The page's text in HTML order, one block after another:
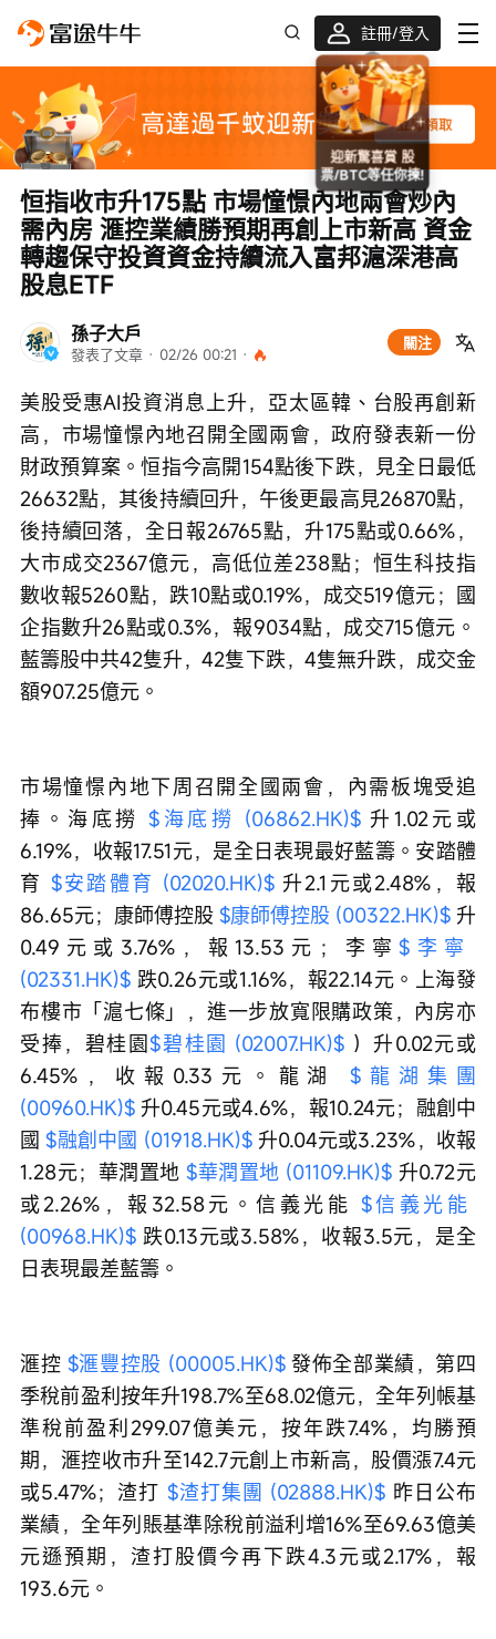
註冊/登入
迎新驚喜賞 股票/BTC等任你揀!
孫子大戶
發表了文章 · 02/26 00:21 ·
關注
恒指收市升175點 市場憧憬內地兩會炒內
需內房 滙控業績勝預期再創上市新高 資金
轉趨保守投資資金持續流入富邦滬深港高
股息ETF
美股受惠AI投資消息上升，亞太區韓、台股再創新
高，市場憧憬內地召開全國兩會，政府發表新一份
財政預算案。恒指今高開154點後下跌，見全日最低
26632點，其後持續回升，午後更最高見26870點，
後持續回落，全日報26765點，升175點或0.66%，
大市成交2367億元，高低位差238點；恒生科技指
數收報5260點，跌10點或0.19%，成交519億元；國
企指數升26點或0.3%，報9034點，成交715億元。
藍籌股中共42隻升，42隻下跌，4隻無升跌，成交金
額907.25億元。
市場憧憬內地下周召開全國兩會，內需板塊受追
捧。海底撈 $海底撈 (06862.HK)$ 升1.02元或
6.19%，收報17.51元，是全日表現最好藍籌。安踏體
育 $安踏體育 (02020.HK)$ 升2.1元或2.48%，報
86.65元；康師傅控股 $康師傅控股 (00322.HK)$ 升
0.49元或3.76%，報13.53元；李寧$李寧
(02331.HK)$ 跌0.26元或1.16%，報22.14元。上海發
布樓市「滬七條」，進一步放寬限購政策，內房亦
受捧，碧桂園$碧桂園 (02007.HK)$ ）升0.02元或
6.45%，收報0.33元。龍湖 $龍湖集團
(00960.HK)$ 升0.45元或4.6%，報10.24元；融創中
國 $融創中國 (01918.HK)$ 升0.04元或3.23%，收報
1.28元；華潤置地 $華潤置地 (01109.HK)$ 升0.72元
或2.26%，報32.58元。信義光能 $信義光能
(00968.HK)$ 跌0.13元或3.58%，收報3.5元，是全
日表現最差藍籌。
滙控 $滙豐控股 (00005.HK)$ 發佈全部業績，第四
季稅前盈利按年升198.7%至68.02億元，全年列帳基
準稅前盈利299.07億美元，按年跌7.4%，均勝預
期，滙控收市升至142.7元創上市新高，股價漲7.4元
或5.47%；渣打 $渣打集團 (02888.HK)$ 昨日公布
業績，全年列賬基準除稅前溢利增16%至69.63億美
元遜預期，渣打股價今再下跌4.3元或2.17%，報
193.6元。